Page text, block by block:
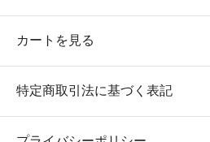
カートを見る
特定商取引法に基づく表記